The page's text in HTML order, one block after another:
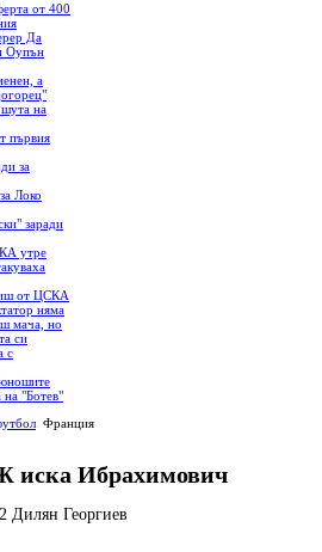
от 400
Да
Оупън
а
на
първия
за
Локо
заради
утре
от ЦСКА
няма
мача, но
си
с
на "Ботев"
Франция
иска Ибрахимович
Дилян Георгиев